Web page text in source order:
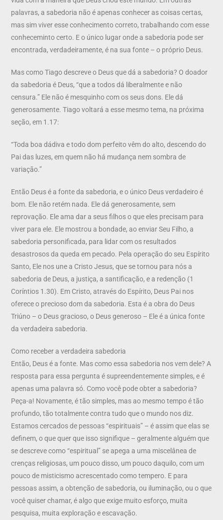
palavras, a sabedoria não é apenas conhecer as coisas certas,
mas sim viver esse conhecimento correto, trabalhando com esse
conheceminto certo. E o único lugar onde a sabedoria pode ser
encontrada, verdadeiramente, é na sua fonte – o próprio Deus.
Mas como Tiago descreve o Deus que dá a sabedoria? O doador
da sabedoria é Deus, “que a todos dá liberalmente e não
censura.” Ele não é mesquinho com os seus dons. Ele dá
generosamente. Tiago voltará a esse mesmo tema, na próxima
seção, em 1.17:
“Toda boa dádiva e todo dom perfeito vêm do alto, descendo do
Pai das luzes, em quem não há mudança nem sombra de
variação.”
Então Deus é a fonte da sabedoria, e o único Deus verdadeiro é
bom. Ele não retém nada. Ele dá generosamente, sem
reprovação. Ele ama dar a seus filhos o que eles precisam para
viver para ele. Ele mostrou a bondade, ao enviar Seu Filho, a
sabedoria personificada, para lidar com os resultados
desastrosos da queda em pecado. Pela operação do seu Espírito
Santo, Ele nos une a Cristo Jesus, que se tornou para nós a
sabedoria de Deus, a justiça, a santificação, e a redenção (1
Coríntios 1.30). Em Cristo, através do Espírito, Deus Pai nos
oferece o precioso dom da sabedoria. Esta é a obra do Deus
Triúno – o Deus gracioso, o Deus generoso – Ele é a única fonte
da verdadeira sabedoria.
Como receber a verdadeira sabedoria
Então, Deus é a fonte. Mas como essa sabedoria nos vem dele? A
resposta para essa pergunta é supreendentemente simples, e é
apenas uma palavra só. Como você pode obter a sabedoria?
Peça-a! Novamente, é tão simples, mas ao mesmo tempo é tão
profundo, tão totalmente contra tudo que o mundo nos diz.
Estamos cercados de pessoas “espirituais” – é assim que elas se
definem, o que quer que isso signifique – geralmente alguém que
se descreve como “espiritual” se apega a uma miscelânea de
crenças religiosas, um pouco disso, um pouco daquilo, com um
pouco de misticismo acrescentado como tempero. E para
pessoas assim, a obtenção de sabedoria, ou iluminação, ou o que
você quiser chamar, é algo que exige muito esforço, muita
pesquisa, muita exploração e escavação.